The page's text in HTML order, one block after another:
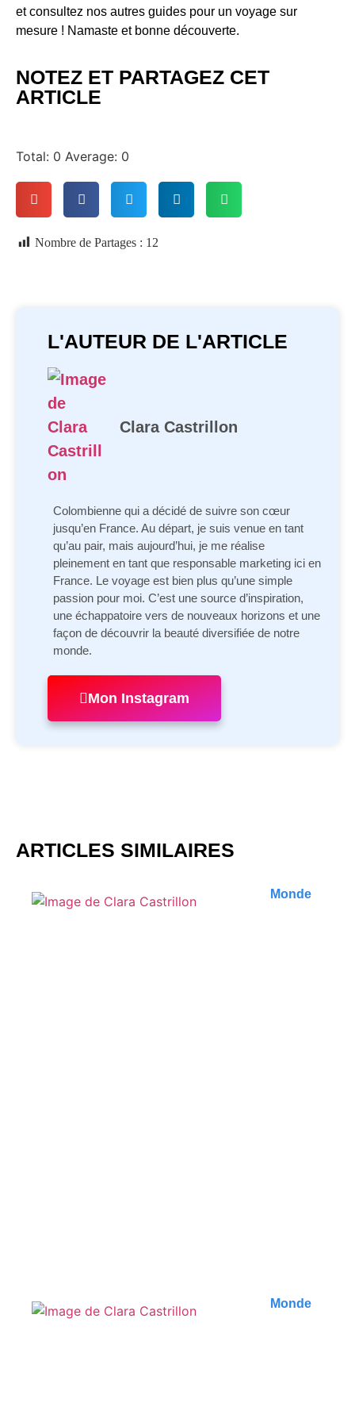
et consultez nos autres guides pour un voyage sur
mesure ! Namaste et bonne découverte.
NOTEZ ET PARTAGEZ CET
ARTICLE
Total: 0 Average: 0
Nombre de Partages : 12
L'AUTEUR DE L'ARTICLE
Clara Castrillon
Colombienne qui a décidé de suivre son cœur
jusqu’en France. Au départ, je suis venue en tant
qu’au pair, mais aujourd’hui, je me réalise
pleinement en tant que responsable marketing ici en
France. Le voyage est bien plus qu’une simple
passion pour moi. C’est une source d’inspiration,
une échappatoire vers de nouveaux horizons et une
façon de découvrir la beauté diversifiée de notre
monde.
Mon Instagram
ARTICLES SIMILAIRES
Monde
Monde